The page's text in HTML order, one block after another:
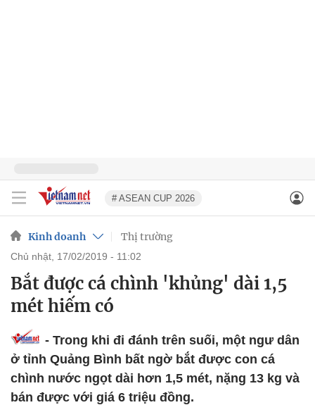
# ASEAN CUP 2026
Kinh doanh Thị trường
chủ nhật, 17/02/2019 - 11:02
Bắt được cá chình 'khủng' dài 1,5
mét hiếm có
- Trong khi đi đánh trên suối, một ngư dân
ở tỉnh Quảng Bình bất ngờ bắt được con cá
chình nước ngọt dài hơn 1,5 mét, nặng 13 kg và
bán được với giá 6 triệu đồng.